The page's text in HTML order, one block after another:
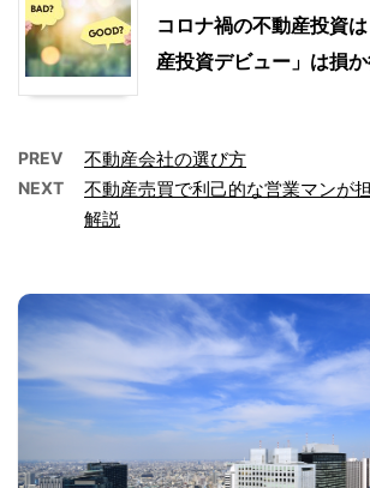
コロナ禍の不動産投資
産投資デビュー」は損
PREV 不動産会社の選び方
NEXT
不動産売買で利己的な営業マンが
解説